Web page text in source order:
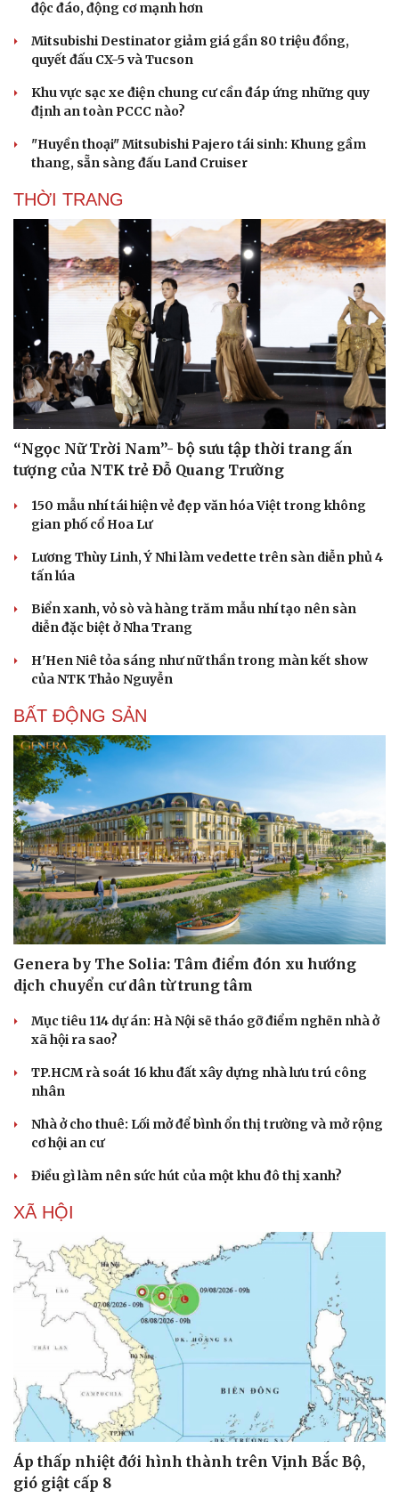
Du lịch
Tư vấn
Săn Tour
check-in
Câu chuyện thời sự
Kể chuyện cho bé
Hạt giống tâm hồn
độc đáo, động cơ mạnh hơn
Mitsubishi Destinator giảm giá gần 80 triệu đồng,
quyết đấu CX-5 và Tucson
Khu vực sạc xe điện chung cư cần đáp ứng những quy
định an toàn PCCC nào?
"Huyền thoại" Mitsubishi Pajero tái sinh: Khung gầm
thang, sẵn sàng đấu Land Cruiser
THỜI TRANG
“Ngọc Nữ Trời Nam”- bộ sưu tập thời trang ấn
tượng của NTK trẻ Đỗ Quang Trường
150 mẫu nhí tái hiện vẻ đẹp văn hóa Việt trong không
gian phố cổ Hoa Lư
Lương Thùy Linh, Ý Nhi làm vedette trên sàn diễn phủ 4
tấn lúa
Biển xanh, vỏ sò và hàng trăm mẫu nhí tạo nên sàn
diễn đặc biệt ở Nha Trang
H'Hen Niê tỏa sáng như nữ thần trong màn kết show
của NTK Thảo Nguyễn
BẤT ĐỘNG SẢN
Genera by The Solia: Tâm điểm đón xu hướng
dịch chuyển cư dân từ trung tâm
Mục tiêu 114 dự án: Hà Nội sẽ tháo gỡ điểm nghẽn nhà ở
xã hội ra sao?
TP.HCM rà soát 16 khu đất xây dựng nhà lưu trú công
nhân
Nhà ở cho thuê: Lối mở để bình ổn thị trường và mở rộng
cơ hội an cư
Điều gì làm nên sức hút của một khu đô thị xanh?
XÃ HỘI
Áp thấp nhiệt đới hình thành trên Vịnh Bắc Bộ,
gió giật cấp 8